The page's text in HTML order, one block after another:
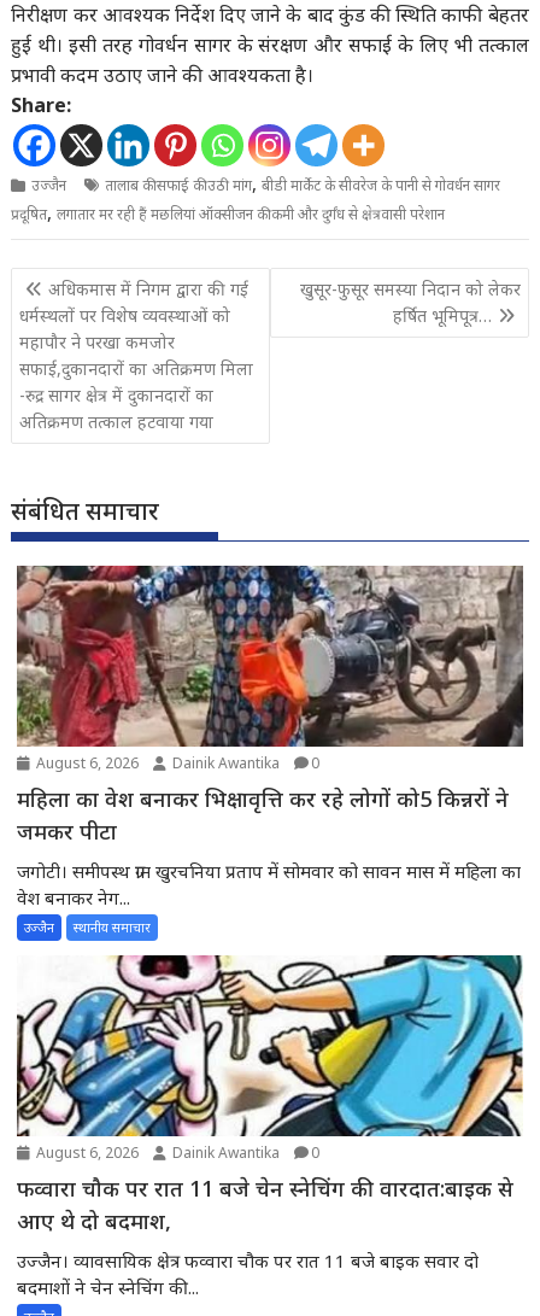
निरीक्षण कर आवश्यक निर्देश दिए जाने के बाद कुंड की स्थिति काफी बेहतर
हुई थी। इसी तरह गोवर्धन सागर के संरक्षण और सफाई के लिए भी तत्काल
प्रभावी कदम उठाए जाने की आवश्यकता है।
Share:
उज्जैन तालाब की सफाई की उठी मांग,बीडी मार्केट के सीवरेज के पानी से गोवर्धन सागर
प्रदूषित,लगातार मर रही हैं मछलियां ऑक्सीजन की कमी और दुर्गंध से क्षेत्रवासी परेशान
Post
navigation
अधिकमास में निगम द्वारा की गई
धर्मस्थलों पर विशेष व्यवस्थाओं को
महापौर ने परखा कमजोर
सफाई,दुकानदारों का अतिक्रमण मिला
-रुद्र सागर क्षेत्र में दुकानदारों का
अतिक्रमण तत्काल हटवाया गया
खुसूर-फुसूर समस्या निदान को लेकर
हर्षित भूमिपूत्र…
संबंधित समाचार
August 6, 2026 Dainik Awantika 0
महिला का वेश बनाकर भिक्षावृत्ति कर रहे लोगों को5 किन्नरों ने
जमकर पीटा
जगोटी। समीपस्थ ग्राम खुरचनिया प्रताप में सोमवार को सावन मास में महिला का
वेश बनाकर नेग...
उज्जैन स्थानीय समाचार
August 6, 2026 Dainik Awantika 0
फव्वारा चौक पर रात 11 बजे चेन स्नेचिंग की वारदात:बाइक से
आए थे दो बदमाश,
उज्जैन। व्यावसायिक क्षेत्र फव्वारा चौक पर रात 11 बजे बाइक सवार दो
बदमाशों ने चेन स्नेचिंग की...